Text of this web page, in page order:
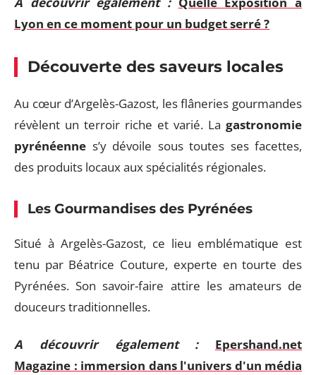
Lyon en ce moment pour un budget serré ?
Découverte des saveurs locales
Au cœur d’Argelès-Gazost, les flâneries gourmandes
révèlent un terroir riche et varié. La gastronomie
pyrénéenne s’y dévoile sous toutes ses facettes,
des produits locaux aux spécialités régionales.
Les Gourmandises des Pyrénées
Situé à Argelès-Gazost, ce lieu emblématique est
tenu par Béatrice Couture, experte en tourte des
Pyrénées. Son savoir-faire attire les amateurs de
douceurs traditionnelles.
A découvrir également :
Epershand.net
Magazine : immersion dans l'univers d'un média